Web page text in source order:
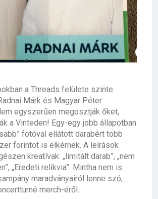
a Threads felülete szinte
Márk és Magyar Péter
egyszerűen megosztják őket,
a Vinteden! Egy-egy jobb állapotban
fotóval ellátott darabért több
forintot is elkérnek. A leírások
kreatívak: „limitált darab”, „nem
„Eredeti relikvia”. Mintha nem is
maradványairól lenne szó,
merch-éről.